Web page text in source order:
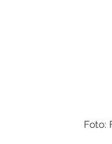
Foto: